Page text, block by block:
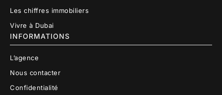
Les chiffres immobiliers
Vivre à Dubai
INFORMATIONS
L’agence
Nous contacter
Confidentialité